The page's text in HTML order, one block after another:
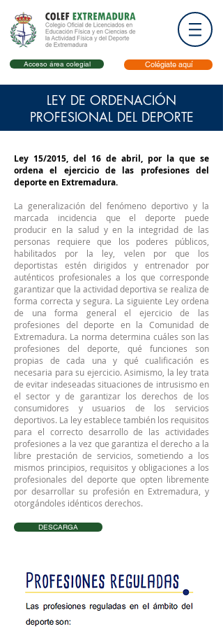
Acceso área colegial Colégiate aquí
LEY DE ORDENACIÓN
PROFESIONAL DEL DEPORTE
Ley 15/2015, del 16 de abril, por la que se
ordena el ejercicio de las profesiones del
deporte en Extremadura.
La generalización del fenómeno deportivo y la
marcada incidencia que el deporte puede
producir en la salud y en la integridad de las
personas requiere que los poderes públicos,
habilitados por la ley, velen por que los
deportistas estén dirigidos y entrenador por
auténticos profesionales a los que corresponde
garantizar que la actividad deportiva se realiza de
forma correcta y segura. La siguiente Ley ordena
de una forma general el ejercicio de las
profesiones del deporte en la Comunidad de
Extremadura. La norma determina cuáles son las
profesiones del deporte, qué funciones son
propias de cada una y qué cualificación es
necesaria para su ejercicio. Asimismo, la ley trata
de evitar indeseadas situaciones de intrusismo en
el sector y de garantizar los derechos de los
consumidores y usuarios de los servicios
deportivos. La ley establece también los requisitos
para el correcto desarrollo de las actividades
profesiones a la vez que garantiza el derecho a la
libre prestación de servicios, sometiendo a los
mismos principios, requisitos y obligaciones a los
profesionales del deporte que opten libremente
por desarrollar su profesión en Extremadura, y
otorgándoles idénticos derechos.
DESCARGA